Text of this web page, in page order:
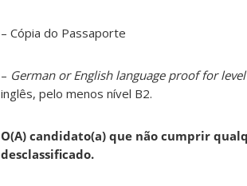
– Cópia do Passaporte
– German or English language proof for level
inglês, pelo menos nível B2.
O(A) candidato(a) que não cumprir
desclassificado.